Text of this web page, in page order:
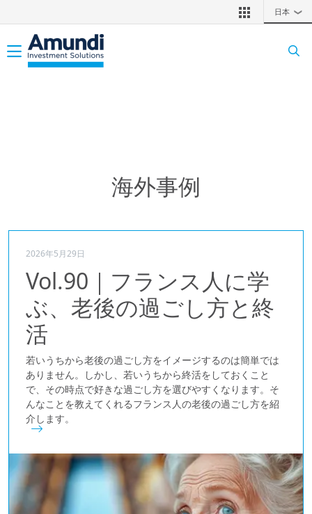
日本 ❯
Toggle navigation
海外事例
2026年5月29日
Vol.90｜フランス人に学
ぶ、老後の過ごし方と終
活
若いうちから老後の過ごし方をイメージするのは簡単では
ありません。しかし、若いうちから終活をしておくこと
で、その時点で好きな過ごし方を選びやすくなります。そ
んなことを教えてくれるフランス人の老後の過ごし方を紹
介します。